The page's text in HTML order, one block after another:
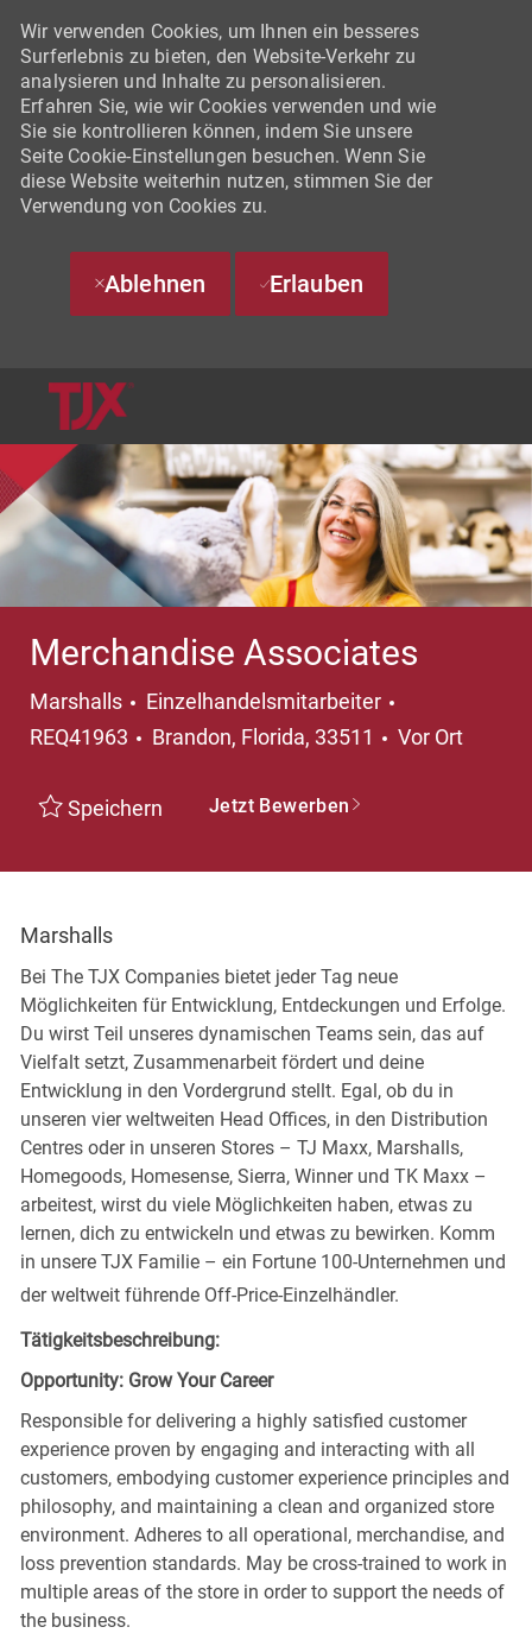
Wir verwenden Cookies, um Ihnen ein besseres
Surferlebnis zu bieten, den Website-Verkehr zu
analysieren und Inhalte zu personalisieren.
Erfahren Sie, wie wir Cookies verwenden und wie
Sie sie kontrollieren können, indem Sie unsere
Seite Cookie-Einstellungen besuchen. Wenn Sie
diese Website weiterhin nutzen, stimmen Sie der
Verwendung von Cookies zu.
Ablehnen Erlauben
Merchandise Associates
Marshalls Kategorie
Einzelhandelsmitarbeiter
REQ41963
Ort
Brandon, Florida, 33511 Vor Ort
Speichern Jetzt Bewerben
Marshalls
Bei The TJX Companies bietet jeder Tag neue
Möglichkeiten für Entwicklung, Entdeckungen und Erfolge.
Du wirst Teil unseres dynamischen Teams sein, das auf
Vielfalt setzt, Zusammenarbeit fördert und deine
Entwicklung in den Vordergrund stellt. Egal, ob du in
unseren vier weltweiten Head Offices, in den Distribution
Centres oder in unseren Stores – TJ Maxx, Marshalls,
Homegoods, Homesense, Sierra, Winner und TK Maxx –
arbeitest, wirst du viele Möglichkeiten haben, etwas zu
lernen, dich zu entwickeln und etwas zu bewirken. Komm
in unsere TJX Familie – ein Fortune 100-Unternehmen und
der weltweit führende Off-Price-Einzelhändler.
Tätigkeitsbeschreibung:
Opportunity: Grow Your Career
Responsible for delivering a highly satisfied customer
experience proven by engaging and interacting with all
customers, embodying customer experience principles and
philosophy, and maintaining a clean and organized store
environment. Adheres to all operational, merchandise, and
loss prevention standards. May be cross-trained to work in
multiple areas of the store in order to support the needs of
the business.